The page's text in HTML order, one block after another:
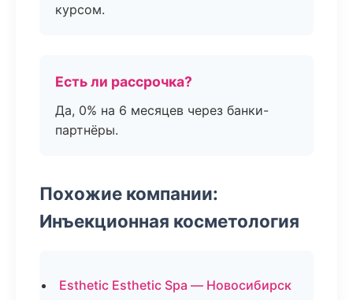
курсом.
Есть ли рассрочка?
Да, 0% на 6 месяцев через банки-
партнёры.
Похожие компании:
Инъекционная косметология
Esthetic Esthetic Spa — Новосибирск